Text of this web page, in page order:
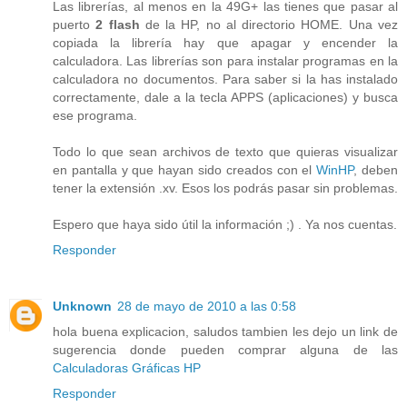
Las librerías, al menos en la 49G+ las tienes que pasar al
puerto2 flash de la HP, no al directorio HOME. Una vez
copiada la librería hay que apagar y encender la
calculadora. Las librerías son para instalar programas en la
calculadora no documentos. Para saber si la has instalado
correctamente, dale a la tecla APPS (aplicaciones) y busca
ese programa.
Todo lo que sean archivos de texto que quieras visualizar
en pantalla y que hayan sido creados con elWinHP, deben
tener la extensión .xv. Esos los podrás pasar sin problemas.
Espero que haya sido útil la información ;) . Ya nos cuentas.
Responder
Unknown 28 de mayo de 2010 a las 0:58
hola buena explicacion, saludos tambien les dejo un link de
sugerencia donde pueden comprar alguna de las
Calculadoras Gráficas HP
Responder